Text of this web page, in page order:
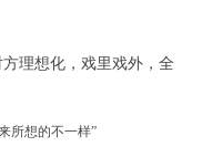
理想化，戏里戏外，全